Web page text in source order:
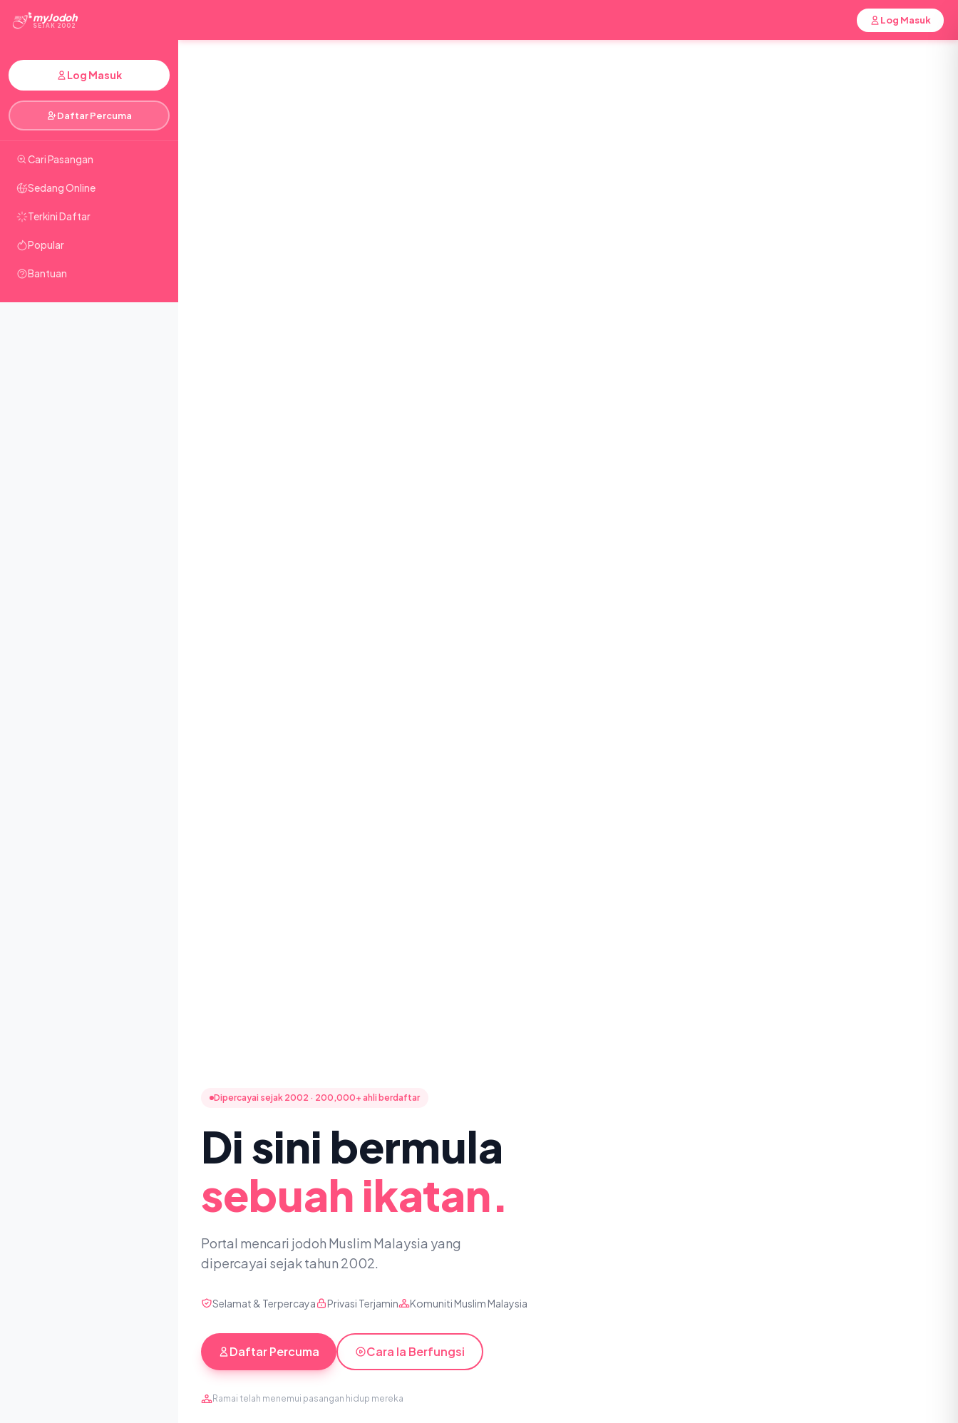
myJodoh
SEJAK 2002
Log Masuk
Daftar Percuma
Cari Pasangan
Sedang Online
Terkini Daftar
Popular
Bantuan
Log Masuk
Dipercayai sejak 2002 · 200,000+ ahli berdaftar
Di sini bermula
sebuah ikatan.
Portal mencari jodoh Muslim Malaysia yang
dipercayai sejak tahun 2002.
Selamat & Terpercaya Privasi Terjamin Komuniti Muslim Malaysia
Daftar Percuma Cara Ia Berfungsi
Ramai telah menemui pasangan hidup mereka